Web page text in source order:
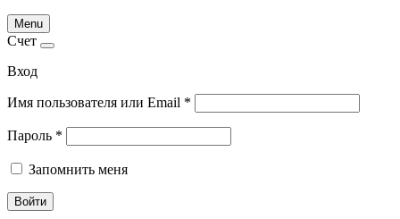
Menu
Счет
Вход
Имя пользователя или Email *
Пароль *
Запомнить меня
Войти